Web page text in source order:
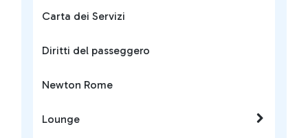
Carta dei Servizi
Diritti del passeggero
Newton Rome
Lounge